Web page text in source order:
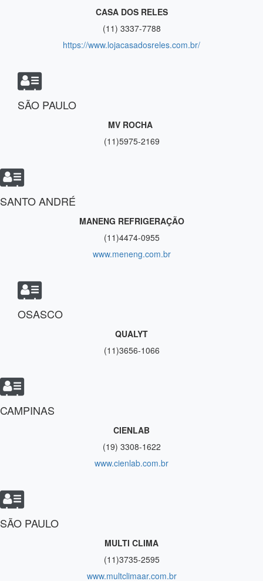
CASA DOS RELES
(11) 3337-7788
https://www.lojacasadosreles.com.br/
SÃO PAULO
MV ROCHA
(11)5975-2169
SANTO ANDRÉ
MANENG REFRIGERAÇÃO
(11)4474-0955
www.meneng.com.br
OSASCO
QUALYT
(11)3656-1066
CAMPINAS
CIENLAB
(19) 3308-1622
www.cienlab.com.br
SÃO PAULO
MULTI CLIMA
(11)3735-2595
www.multclimaar.com.br